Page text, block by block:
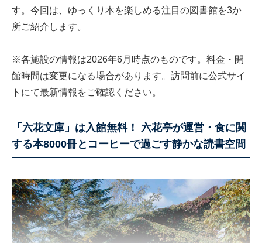
す。今回は、ゆっくり本を楽しめる注目の図書館を3か
所ご紹介します。
※各施設の情報は2026年6月時点のものです。料金・開
館時間は変更になる場合があります。訪問前に公式サイ
トにて最新情報をご確認ください。
「六花文庫」は入館無料！ 六花亭が運営・食に関
する本8000冊とコーヒーで過ごす静かな読書空間